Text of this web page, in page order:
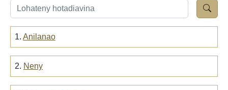
1. Anilanao
2. Neny